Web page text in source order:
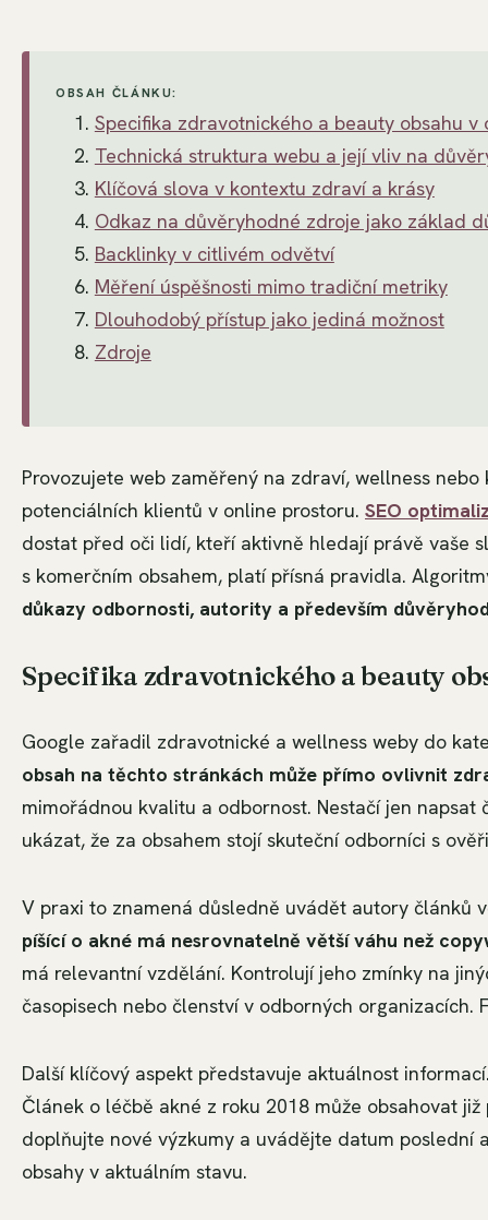
OBSAH ČLÁNKU:
Specifika zdravotnického a beauty obsahu v
Technická struktura webu a její vliv na
Klíčová slova v kontextu zdraví a krásy
Odkaz na důvěryhodné zdroje jako základ
Backlinky v citlivém odvětví
Měření úspěšnosti mimo tradiční metriky
Dlouhodobý přístup jako jediná možnost
Zdroje
Provozujete web zaměřený na zdraví, wellness
potenciálních klientů v online prostoru. SEO
dostat před oči lidí, kteří aktivně hledají právě vaše
s komerčním obsahem, platí přísná pravidla.
důkazy odbornosti, autority a především
Specifika zdravotnického a beauty
Google zařadil zdravotnické a wellness weby do
obsah na těchto stránkách může přímo ovlivnit
mimořádnou kvalitu a odbornost. Nestačí jen
ukázat, že za obsahem stojí skuteční odborníci s
V praxi to znamená důsledně uvádět autory článků
píšící o akné má nesrovnatelně větší váhu než
má relevantní vzdělání. Kontrolují jeho zmínky na
časopisech nebo členství v odborných organizacích.
Další klíčový aspekt představuje aktuálnost
Článek o léčbě akné z roku 2018 může obsahovat
doplňujte nové výzkumy a uvádějte datum poslední
obsahy v aktuálním stavu.